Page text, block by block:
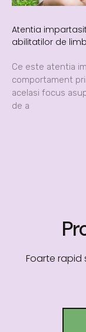
Atentia
abilitatilor de
Ce este atentia
comportament
acelasi focus
de a
Foarte rapid